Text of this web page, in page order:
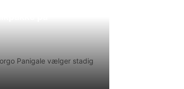
Panigale vælger stadig